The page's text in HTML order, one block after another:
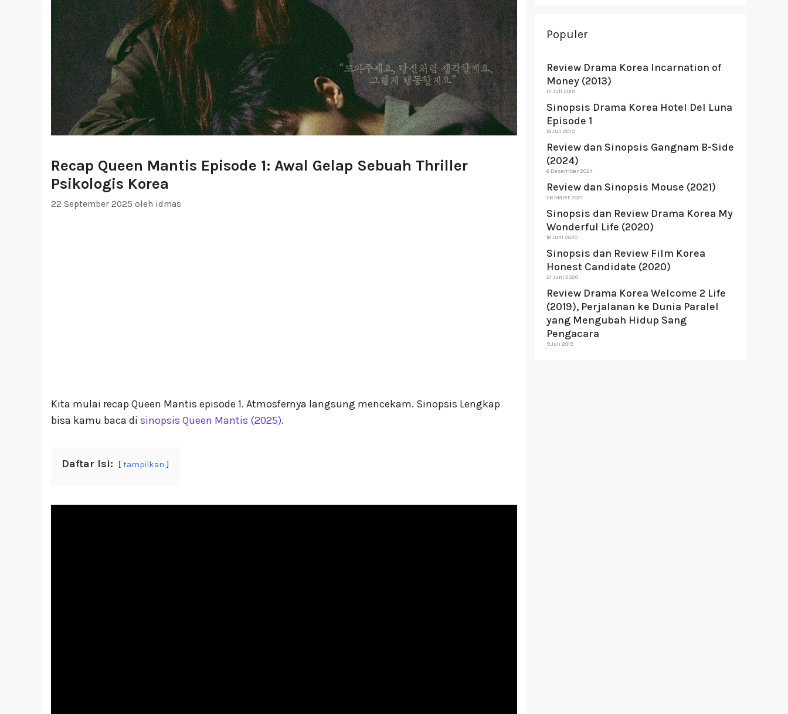
Recap Queen Mantis Episode 1: Awal Gelap Sebuah Thriller
Psikologis Korea
22 September 2025 oleh idmas
Kita mulai recap Queen Mantis episode 1. Atmosfernya langsung mencekam. Sinopsis Lengkap
bisa kamu baca di sinopsis Queen Mantis (2025).
Daftar Isi: tampilkan
Populer
Review Drama Korea Incarnation of
Money (2013)
12 Juli 2019
Sinopsis Drama Korea Hotel Del Luna
Episode 1
14 Juli 2019
Review dan Sinopsis Gangnam B-Side
(2024)
6 Desember 2024
Review dan Sinopsis Mouse (2021)
26 Maret 2021
Sinopsis dan Review Drama Korea My
Wonderful Life (2020)
18 Juni 2020
Sinopsis dan Review Film Korea
Honest Candidate (2020)
21 Juni 2020
Review Drama Korea Welcome 2 Life
(2019), Perjalanan ke Dunia Paralel
yang Mengubah Hidup Sang
Pengacara
9 Juli 2019